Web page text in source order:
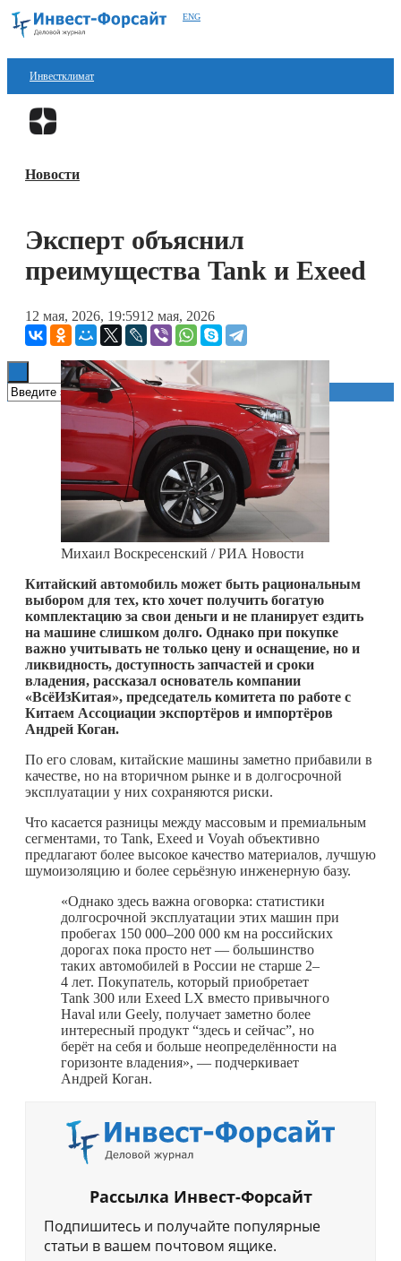
ENG
Инвестклимат
Финансы
Блокчейн
Книги
Новости
Эксперт объяснил
преимущества Tank и Exeed
12 мая, 2026, 19:5912 мая, 2026
Михаил Воскресенский / РИА Новости
Китайский автомобиль может быть рациональным
выбором для тех, кто хочет получить богатую
комплектацию за свои деньги и не планирует ездить
на машине слишком долго. Однако при покупке
важно учитывать не только цену и оснащение, но и
ликвидность, доступность запчастей и сроки
владения, рассказал основатель компании
«ВсёИзКитая», председатель комитета по работе с
Китаем Ассоциации экспортёров и импортёров
Андрей Коган.
По его словам, китайские машины заметно прибавили в
качестве, но на вторичном рынке и в долгосрочной
эксплуатации у них сохраняются риски.
Что касается разницы между массовым и премиальным
сегментами, то Tank, Exeed и Voyah объективно
предлагают более высокое качество материалов, лучшую
шумоизоляцию и более серьёзную инженерную базу.
«Однако здесь важна оговорка: статистики
долгосрочной эксплуатации этих машин при
пробегах 150 000–200 000 км на российских
дорогах пока просто нет — большинство
таких автомобилей в России не старше 2–
4 лет. Покупатель, который приобретает
Tank 300 или Exeed LX вместо привычного
Haval или Geely, получает заметно более
интересный продукт “здесь и сейчас”, но
берёт на себя и больше неопределённости на
горизонте владения», — подчеркивает
Андрей Коган.
Рассылка Инвест-Форсайт
Подпишитесь и получайте популярные
статьи в вашем почтовом ящике.